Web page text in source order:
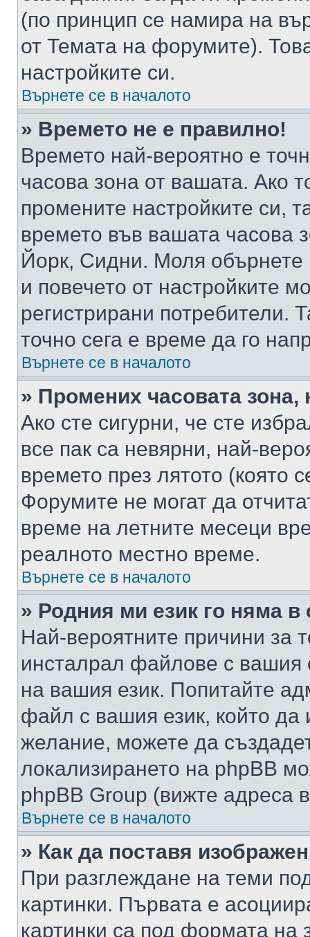
(по принцип се намира на
от Темата на форумите).
настройките си.
Върнете се в началото
» Времето не е правилно!
Времето най-вероятно е
часова зона от вашата. Ако
промените настройките си,
времето във вашата
Йорк, Сидни. Моля обърнете
и повечето от настройките
регистрирани потребители.
точно сега е време да го
Върнете се в началото
» Промених часовата
Ако сте сигурни, че сте
все пак са невярни, най-
времето през лятото (която
Форумите не могат да
време на летните месеци
реалното местно време.
Върнете се в началото
» Родния ми език го няма в
Най-вероятните причини за
инсталрал файлове с вашия
на вашия език. Попитайте
файл с вашия език, който да
желание, можете да
локализирането на phpBB
phpBB Group (вижте адреса
Върнете се в началото
» Как да поставя
При разглеждане на теми
картинки. Първата е
картинки са под формата на